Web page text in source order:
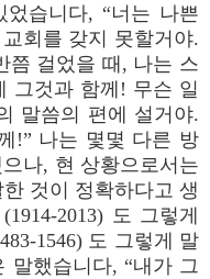
습니다, “너는 나쁜
회를 갖지 못할거야.
쯤 걸었을 때, 나는 스
그것과 함께! 무슨 일
말씀의 편에 설거야.
!” 나는 몇몇 다른 방
나, 현 상황으로서는
것이 정확하다고 생
2013) 도 그렇게
1546) 도 그렇게 말
말했습니다, “내가 그